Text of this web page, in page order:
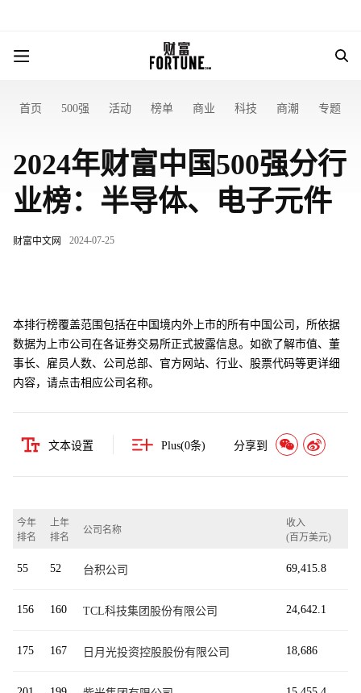
首页 500强 活动 榜单 商业 科技 商潮 专题
2024年财富中国500强分行
业榜：半导体、电子元件
财富中文网 2024-07-25
本排行榜覆盖范围包括在中国境内外上市的所有中国公司，所依据
数据为上市公司在各证券交易所正式披露信息。如欲了解市值、董
事长、雇员人数、公司总部、官方网站、行业、股票代码等更详细
内容，请点击相应公司名称。
文本设置 Plus(0条) 分享到
今年
排名
上年
排名
公司名称
收入
(百万美元)
55 52 台积公司 69,415.8
156 160 TCL科技集团股份有限公司 24,642.1
175 167 日月光投资控股股份有限公司 18,686